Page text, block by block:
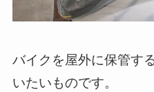
バイクを屋外に保管す
いたいものです。